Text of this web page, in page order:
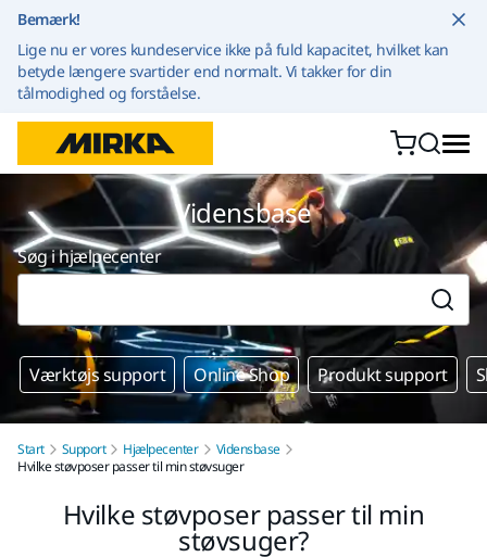
Bemærk!
Lige nu er vores kundeservice ikke på fuld kapacitet, hvilket kan
betyde længere svartider end normalt. Vi takker for din
tålmodighed og forståelse.
Vidensbase
Søg i hjælpecenter
Værktøjs support Online Shop Produkt support
Start Support Hjælpecenter
Vidensbase
Hvilke støvposer passer til min støvsuger
Hvilke støvposer passer til min
støvsuger?